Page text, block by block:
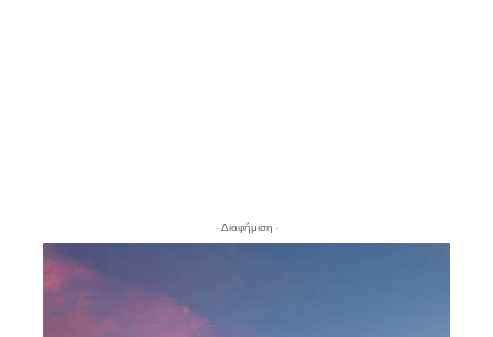
- Διαφήμιση -